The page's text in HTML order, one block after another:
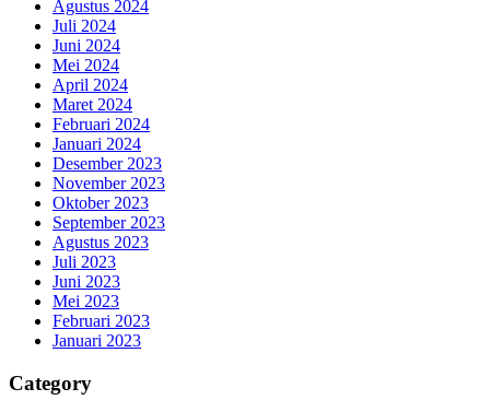
Agustus 2024
Juli 2024
Juni 2024
Mei 2024
April 2024
Maret 2024
Februari 2024
Januari 2024
Desember 2023
November 2023
Oktober 2023
September 2023
Agustus 2023
Juli 2023
Juni 2023
Mei 2023
Februari 2023
Januari 2023
Category